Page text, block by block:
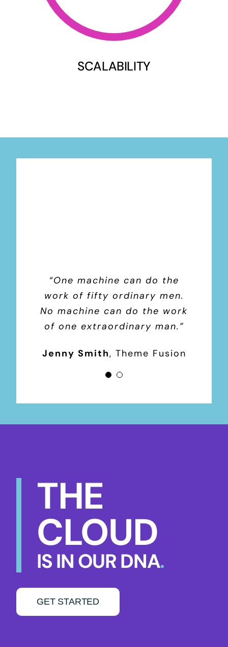
SCALABILITY
“One machine can do the
work of fifty ordinary men.
No machine can do the work
of one extraordinary man.”
Jenny Smith, Theme Fusion
“Technology made large
populations possible; large
populations now make
technology indispensable.”
Hannah Vermont Theme
THE
CLOUD
IS IN OUR DNA.
GET STARTED